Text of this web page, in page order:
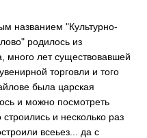
названием "Культурно-
родилось из
много лет существовавшей
торговли и того
была царская
и можно посмотреть
и несколько раз
всеьез... да с